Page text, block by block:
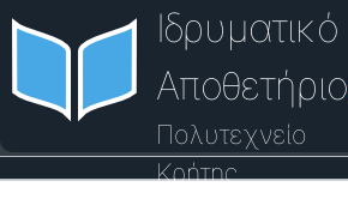
Ιδρυματικό
Αποθετήριο
Πολυτεχνείο
Κρήτης